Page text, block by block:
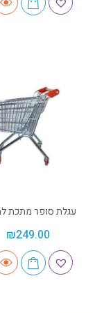
עגלת סופר מתכת
₪249.00